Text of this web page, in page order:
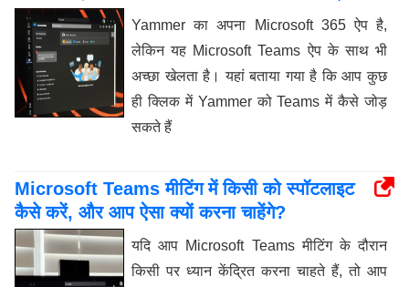
Yammer का अपना Microsoft 365 ऐप है,
लेकिन यह Microsoft Teams ऐप के साथ भी
अच्छा खेलता है। यहां बताया गया है कि आप कुछ
ही क्लिक में Yammer को Teams में कैसे जोड़
सकते हैं
Microsoft Teams मीटिंग में किसी को स्पॉटलाइट
कैसे करें, और आप ऐसा क्यों करना चाहेंगे?
यदि आप Microsoft Teams मीटिंग के दौरान
किसी पर ध्यान केंद्रित करना चाहते हैं, तो आप